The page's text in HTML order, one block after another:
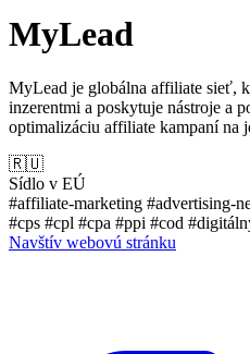
MyLead
MyLead je globálna affiliate sieť,
inzerentmi a poskytuje nástroje a
optimalizáciu affiliate kampaní na
🇷🇺
Sídlo v EÚ
#affiliate-marketing #advertising-
#cps #cpl #cpa #ppi #cod
Navštív webovú stránku